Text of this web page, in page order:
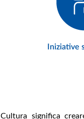
Iniziative
Cultura significa